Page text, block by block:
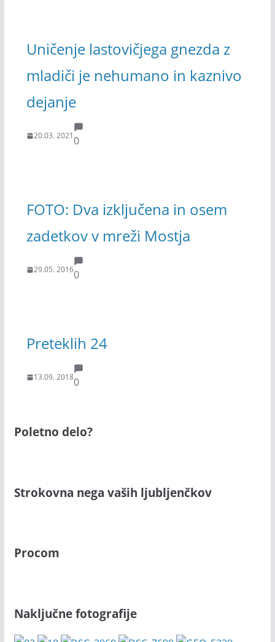
Uničenje lastovičjega gnezda z
mladiči je nehumano in kaznivo
dejanje
20.03. 20210
FOTO: Dva izključena in osem
zadetkov v mreži Mostja
29.05. 20160
Preteklih 24
13.09. 20180
Poletno delo?
Strokovna nega vaših ljubljenčkov
Procom
Naključne fotografije